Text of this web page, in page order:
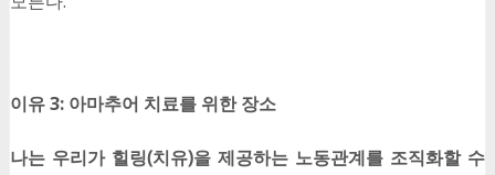
이유 3: 아마추어 치료를 위한 장소
나는 우리가 힐링(치유)을 제공하는 노동관계를 조직화할 수